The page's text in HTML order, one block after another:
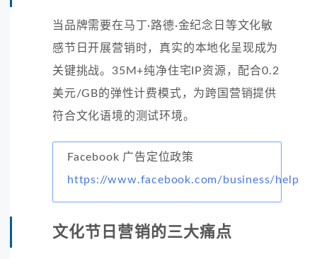
当品牌需要在马丁·路德·金纪念日等文化敏
感节日开展营销时，真实的本地化呈现成为
关键挑战。35M+纯净住宅IP资源，配合0.2
美元/GB的弹性计费模式，为跨国营销提供
符合文化语境的测试环境。
Facebook 广告定位政策
https://www.facebook.com/business/help
文化节日营销的三大痛点